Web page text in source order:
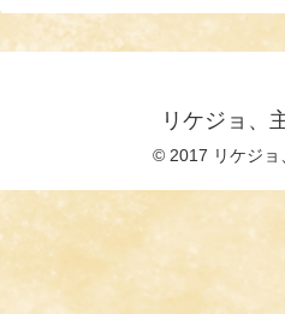
リケジョ、
© 2017 リケジョ